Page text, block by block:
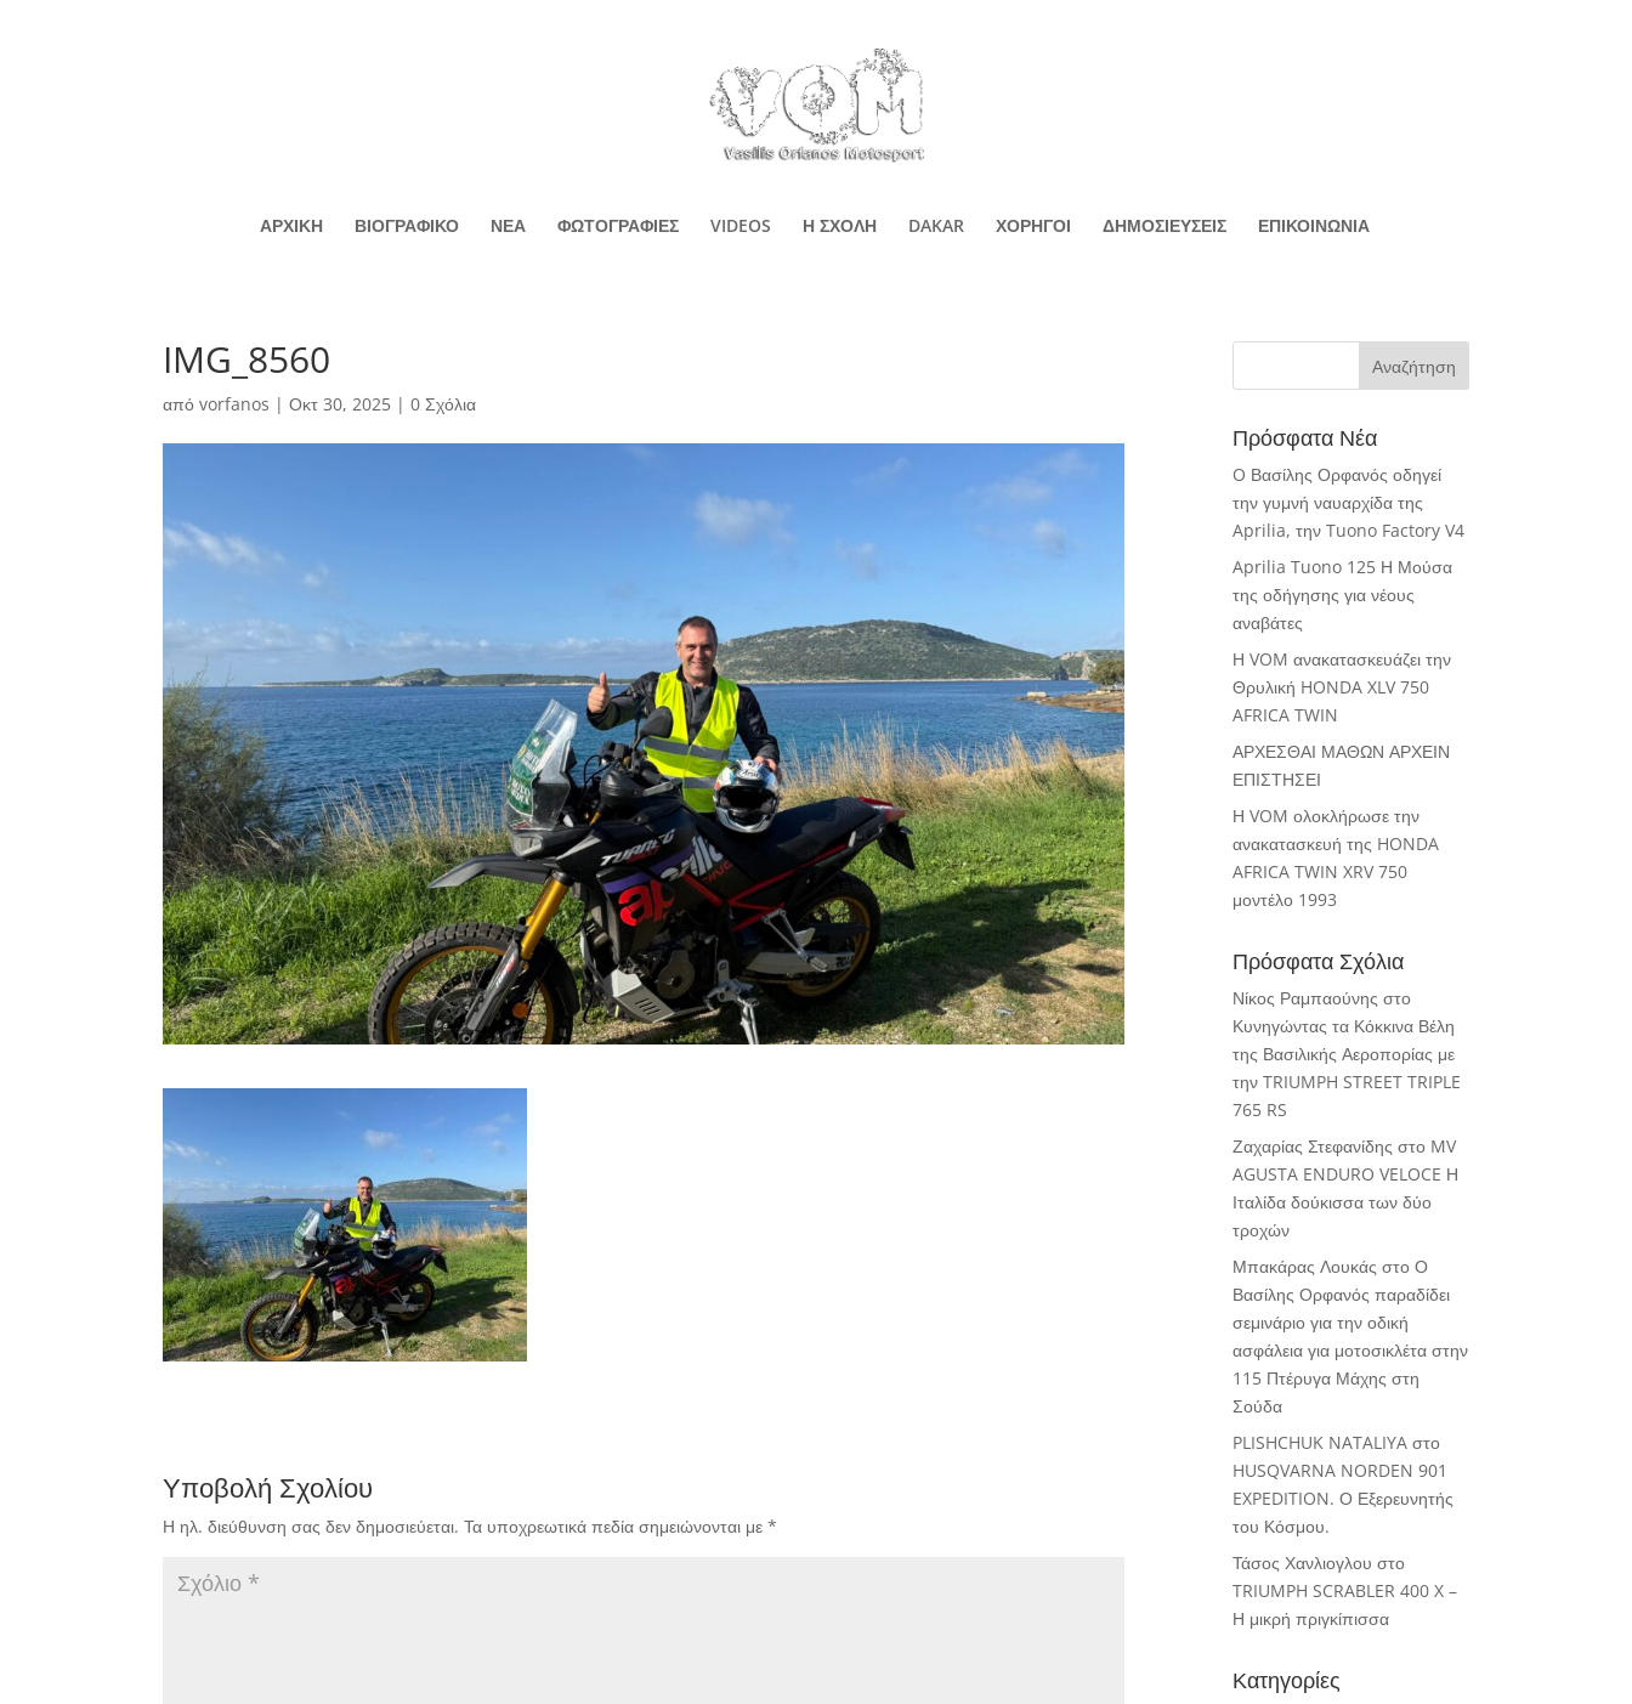
ΑΡΧΙΚΗ ΒΙΟΓΡΑΦΙΚΟ ΝΕΑ ΦΩΤΟΓΡΑΦΙΕΣ VIDEOS Η ΣΧΟΛΗ DAKAR ΧΟΡΗΓΟΙ ΔΗΜΟΣΙΕΥΣΕΙΣ ΕΠΙΚΟΙΝΩΝΙΑ
IMG_8560
απόvorfanos |Οκτ 30, 2025 |0 Σχόλια
Υποβολή Σχολίου
Η ηλ. διεύθυνση σας δεν δημοσιεύεται. Τα υποχρεωτικά πεδία σημειώνονται με*
Πρόσφατα Νέα
O Βασίλης Ορφανός οδηγεί
την γυμνή ναυαρχίδα της
Aprilia, την Tuono Factory V4
Aprilia Tuono 125 Η Μούσα
της οδήγησης για νέους
αναβάτες
Η VOM ανακατασκευάζει την
Θρυλική HONDA XLV 750
AFRICA TWIN
ΑΡΧΕΣΘΑΙ ΜΑΘΩΝ ΑΡΧΕΙΝ
ΕΠΙΣΤΗΣΕΙ
Η VOM ολοκλήρωσε την
ανακατασκευή της HONDA
AFRICA TWIN XRV 750
μοντέλο 1993
Πρόσφατα Σχόλια
Νίκος Ραμπαούνης στο
Κυνηγώντας τα Κόκκινα Βέλη
της Βασιλικής Αεροπορίας με
την TRIUMPH STREET TRIPLE
765 RS
Ζαχαρίας Στεφανίδης στο MV
AGUSTA ENDURO VELOCE Η
Ιταλίδα δούκισσα των δύο
τροχών
Μπακάρας Λουκάς στοΟ
Βασίλης Ορφανός παραδίδει
σεμινάριο για την οδική
ασφάλεια για μοτοσικλέτα στην
115 Πτέρυγα Μάχης στη
Σούδα
PLISHCHUK NATALIYA στο
HUSQVARNA NORDEN 901
EXPEDITION. Ο Εξερευνητής
του Κόσμου.
Τάσος Χανλιογλου στο
TRIUMPH SCRABLER 400 X –
Η μικρή πριγκίπισσα
Κατηγορίες